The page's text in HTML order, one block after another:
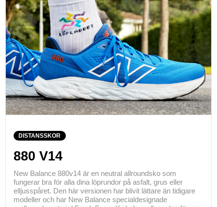
DISTANSSKOR
880 V14
New Balance 880v14 är en neutral allroundsko som
fungerar bra för alla dina löprundor på asfalt, grus eller
elljusspåret. Den här versionen har blivit lättare än tidigare
modeller och har New Balance specialdesignade